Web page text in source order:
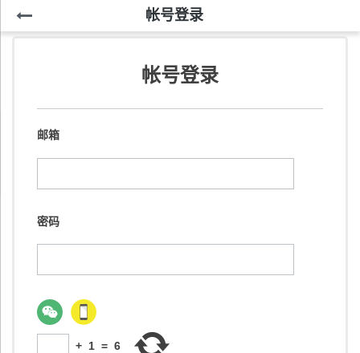
帐号登录
帐号登录
邮箱
密码
+ 1 = 6